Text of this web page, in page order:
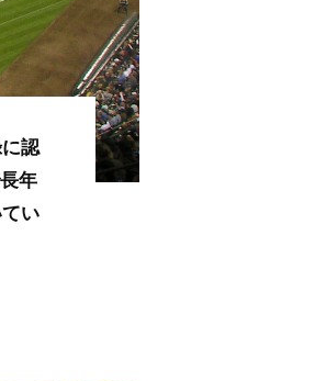
認
年
い